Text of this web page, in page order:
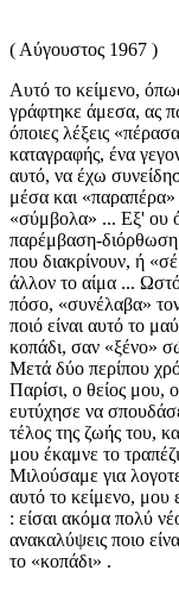
( Αύγουστος 1967 )
Αυτό το κείμενο,
γράφτηκε άμεσα, ας
όποιες λέξεις
καταγραφής, ένα
αυτό, να έχω
μέσα και «παραπέρα»
«σύμβολα» ... Εξ' ου
παρέμβαση-
που διακρίνουν, ή
άλλον το αίμα ...
πόσο, «συνέλαβα»
ποιό είναι αυτό το
κοπάδι, σαν «ξένο»
Μετά δύο περίπου
Παρίσι, ο θείος μου,
ευτύχησε να
τέλος της ζωής του,
μου έκαμνε το
Μιλούσαμε για
αυτό το κείμενο, μου
: είσαι ακόμα πολύ
ανακαλύψεις ποιο
το «κοπάδι» .